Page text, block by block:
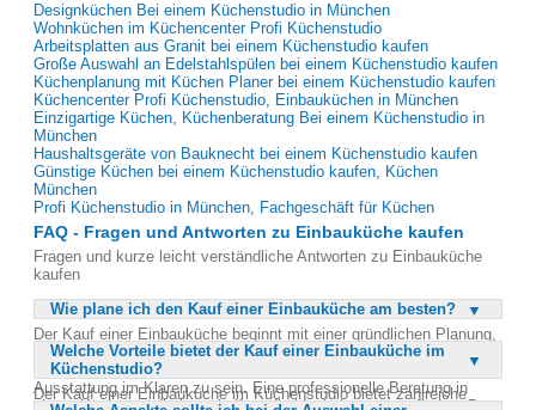
Designküchen Bei einem Küchenstudio in München
Wohnküchen im Küchencenter Profi Küchenstudio
Arbeitsplatten aus Granit bei einem Küchenstudio kaufen
Große Auswahl an Edelstahlspülen bei einem Küchenstudio kaufen
Küchenplanung mit Küchen Planer bei einem Küchenstudio kaufen
Küchencenter Profi Küchenstudio, Einbauküchen in München
Einzigartige Küchen, Küchenberatung Bei einem Küchenstudio in
München
Haushaltsgeräte von Bauknecht bei einem Küchenstudio kaufen
Günstige Küchen bei einem Küchenstudio kaufen, Küchen
München
Profi Küchenstudio in München, Fachgeschäft für Küchen
FAQ - Fragen und Antworten zu Einbauküche kaufen
Fragen und kurze leicht verständliche Antworten zu Einbauküche
kaufen
Wie plane ich den Kauf einer Einbauküche am besten?
Der Kauf einer Einbauküche beginnt mit einer gründlichen Planung,
die alle Ihre Wünsche und Anforderungen berücksichtigt. Es ist
wichtig, sich über den verfügbaren Platz und die gewünschte
Ausstattung im Klaren zu sein. Eine professionelle Beratung in
einem Küchenstudio kann helfen, die ideale Lösung zu finden. Dort
Welche Vorteile bietet der Kauf einer Einbauküche im
Küchenstudio?
Der Kauf einer Einbauküche im Küchenstudio bietet zahlreiche